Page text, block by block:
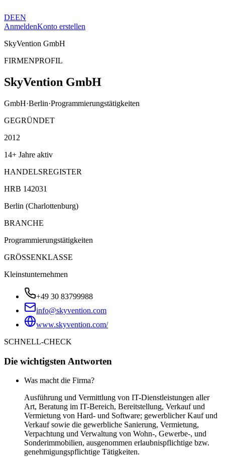
DEEN
AnmeldenKonto erstellen
SkyVention GmbH
FIRMENPROFIL
SkyVention GmbH
GmbH·Berlin·Programmierungstätigkeiten
GEGRÜNDET
2012
14+ Jahre aktiv
HANDELSREGISTER
HRB 142031
Berlin (Charlottenburg)
BRANCHE
Programmierungstätigkeiten
GRÖSSENKLASSE
Kleinstunternehmen
+49 30 83799988
info@skyvention.com
www.skyvention.com/
SCHNELL-CHECK
Die wichtigsten Antworten
Was macht die Firma?
Ausführung und Vermittlung von IT-Dienstleistungen aller
Art, Beratung im IT-Bereich, Bereitstellung, Verkauf und
Vermietung von Hard- und Software; gewerblicher Kauf und
Verkauf sowie die gewerbliche Sanierung, Vermietung,
Verpachtung und Verwaltung von Wohn-, Gewerbe-, und
Sonderimmobilien, ausgenommen erlaubnispflichtige bzw.
genehmigungspflichtige Tätigkeiten.